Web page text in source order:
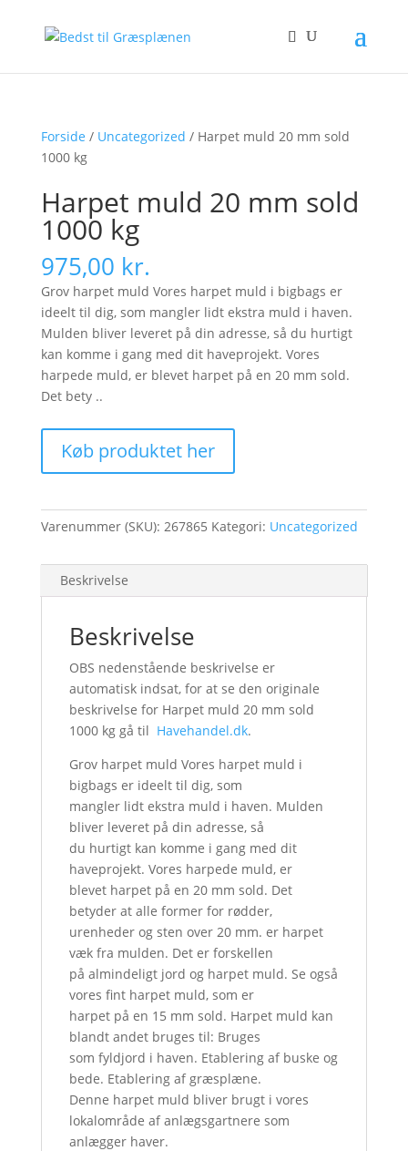
Forside / Uncategorized / Harpet muld 20 mm sold
1000 kg
Harpet muld 20 mm sold
1000 kg
975,00 kr.
Grov harpet muld Vores harpet muld i bigbags er
ideelt til dig, som mangler lidt ekstra muld i haven.
Mulden bliver leveret på din adresse, så du hurtigt
kan komme i gang med dit haveprojekt. Vores
harpede muld, er blevet harpet på en 20 mm sold.
Det bety ..
Køb produktet her
Varenummer (SKU): 267865 Kategori: Uncategorized
Beskrivelse
Beskrivelse
OBS nedenstående beskrivelse er
automatisk indsat, for at se den originale
beskrivelse for Harpet muld 20 mm sold
1000 kg gå til Havehandel.dk.
Grov harpet muld Vores harpet muld i
bigbags er ideelt til dig, som
mangler lidt ekstra muld i haven. Mulden
bliver leveret på din adresse, så
du hurtigt kan komme i gang med dit
haveprojekt. Vores harpede muld, er
blevet harpet på en 20 mm sold. Det
betyder at alle former for rødder,
urenheder og sten over 20 mm. er harpet
væk fra mulden. Det er forskellen
på almindeligt jord og harpet muld. Se også
vores fint harpet muld, som er
harpet på en 15 mm sold. Harpet muld kan
blandt andet bruges til: Bruges
som fyldjord i haven. Etablering af buske og
bede. Etablering af græsplæne.
Denne harpet muld bliver brugt i vores
lokalområde af anlægsgartnere som
anlægger haver.